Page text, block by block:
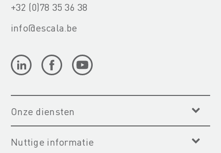
+32 (0)78 35 36 38
info@escala.be
Onze diensten
Nuttige informatie